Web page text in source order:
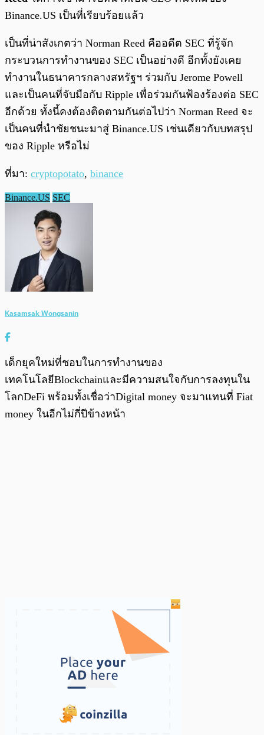
Binance.US เป็นที่เรียบร้อยแล้ว
เป็นที่น่าสังเกตว่า Norman Reed คืออดีต SEC ที่รู้จัก
กระบวนการทำงานของ SEC เป็นอย่างดี อีกทั้งยังเคย
ทำงานในธนาคารกลางสหรัฐฯ ร่วมกับ Jerome Powell
และเป็นคนที่จับมือกับ Ripple เพื่อร่วมกันฟ้องร้องต่อ SEC
อีกด้วย ทั้งนี้คงต้องติดตามกันต่อไปว่า Norman Reed จะ
เป็นคนที่นำชัยชนะมาสู่ Binance.US เช่นเดียวกับบทสรุป
ของ Ripple หรือไม่
ที่มา: cryptopotato, binance
Binance.US SEC
Kasamsak Wongsanin
เด็กยุคใหม่ที่ชอบในการทำงานของ
เทคโนโลยีBlockchainและมีความสนใจกับการลงทุนใน
โลกDeFi พร้อมทั้งเชื่อว่าDigital money จะมาแทนที่ Fiat
money ในอีกไม่กี่ปีข้างหน้า